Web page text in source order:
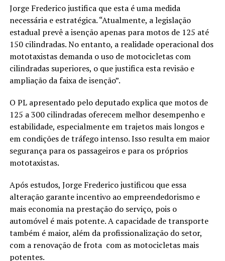
Jorge Frederico justifica que esta é uma medida
necessária e estratégica. “Atualmente, a legislação
estadual prevê a isenção apenas para motos de 125 até
150 cilindradas. No entanto, a realidade operacional dos
mototaxistas demanda o uso de motocicletas com
cilindradas superiores, o que justifica esta revisão e
ampliação da faixa de isenção”.
O PL apresentado pelo deputado explica que motos de
125 a 300 cilindradas oferecem melhor desempenho e
estabilidade, especialmente em trajetos mais longos e
em condições de tráfego intenso. Isso resulta em maior
segurança para os passageiros e para os próprios
mototaxistas.
Após estudos, Jorge Frederico justificou que essa
alteração garante incentivo ao empreendedorismo e
mais economia na prestação do serviço, pois o
automóvel é mais potente. A capacidade de transporte
também é maior, além da profissionalização do setor,
com a renovação de frota com as motocicletas mais
potentes.